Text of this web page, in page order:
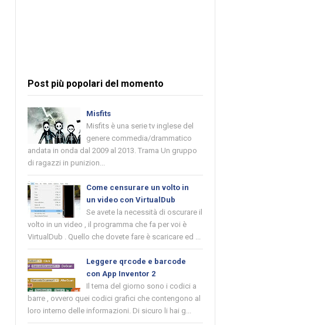
Post più popolari del momento
Misfits
Misfits è una serie tv inglese del
genere commedia/drammatico
andata in onda dal 2009 al 2013. Trama Un gruppo
di ragazzi in punizion...
Come censurare un volto in
un video con VirtualDub
Se avete la necessità di oscurare il
volto in un video , il programma che fa per voi è
VirtualDub . Quello che dovete fare è scaricare ed ...
Leggere qrcode e barcode
con App Inventor 2
Il tema del giorno sono i codici a
barre , ovvero quei codici grafici che contengono al
loro interno delle informazioni. Di sicuro li hai g...